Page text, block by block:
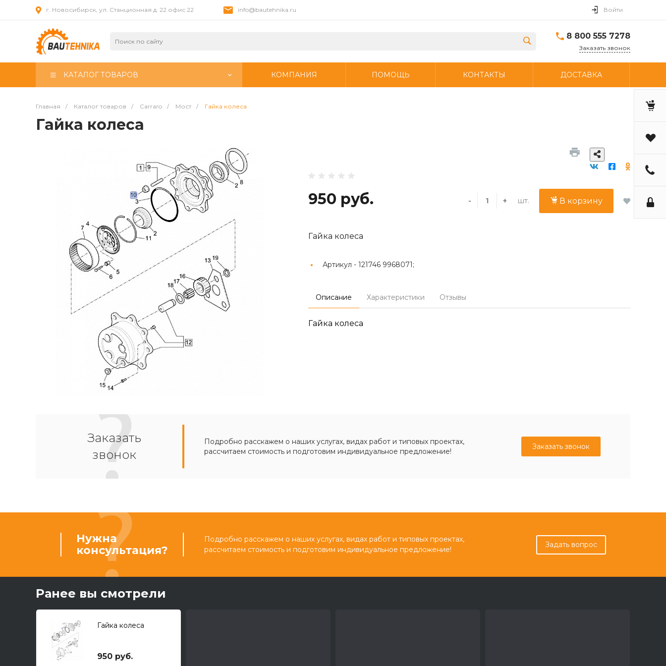
г. Новосибирск, ул. Станционная д. 22 офис 22 info@bautehnika.ru Войти
8 800 555 7278
Заказать звонок
КАТАЛОГ ТОВАРОВ КОМПАНИЯ ПОМОЩЬ КОНТАКТЫ ДОСТАВКА
Главная / Каталог товаров / Carraro / Мост / Гайка колеса
Гайка колеса
950 руб. - + шт. В корзину
Гайка колеса
Артикул - 121746 9968071;
Описание Характеристики Отзывы
Гайка колеса
Заказать
звонок
Подробно расскажем о наших услугах, видах работ и типовых проектах,
рассчитаем стоимость и подготовим индивидуальное предложение!
Заказать звонок
Нужна
консультация?
Подробно расскажем о наших услугах, видах работ и типовых проектах,
рассчитаем стоимость и подготовим индивидуальное предложение!
Задать вопрос
Ранее вы смотрели
Гайка колеса
950 руб.